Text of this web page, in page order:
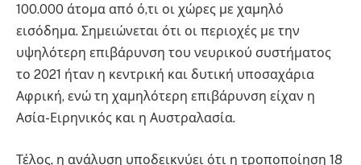
100.000 άτομα από ό,τι οι χώρες με χαμηλό
εισόδημα. Σημειώνεται ότι οι περιοχές με την
υψηλότερη επιβάρυνση του νευρικού συστήματος
το 2021 ήταν η κεντρική και δυτική υποσαχάρια
Αφρική, ενώ τη χαμηλότερη επιβάρυνση είχαν η
Ασία-Ειρηνικός και η Αυστραλασία.
Τέλος, η ανάλυση υποδεικνύει ότι η τροποποίηση 18